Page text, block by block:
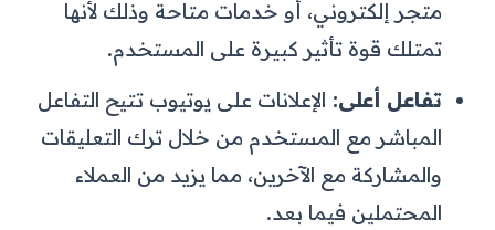
متجر إلكتروني، أو خدمات متاحة وذلك لأنها
تمتلك قوة تأثير كبيرة على المستخدم.
تفاعل أعلى: الإعلانات على يوتيوب تتيح التفاعل
المباشر مع المستخدم من خلال ترك التعليقات
والمشاركة مع الآخرين، مما يزيد من العملاء
المحتملين فيما بعد.